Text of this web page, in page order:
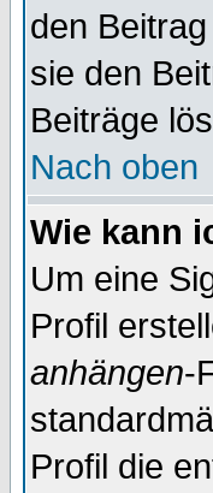
den
sie den
Beiträge
Nach oben
Wie kann
Um eine
Profil
anhängen-
Profil die